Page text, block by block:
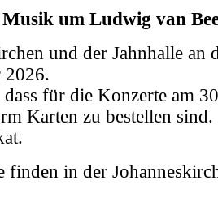
um Ludwig van
und der Jahnhalle an
2026.
dass für die Konzerte am
Karten zu bestellen sind.
finden in der